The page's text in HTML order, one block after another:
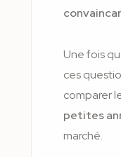
Une fois
ces
comparer
petites
marché.